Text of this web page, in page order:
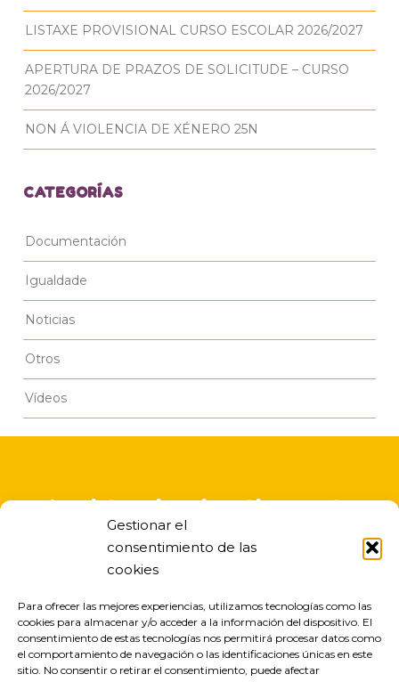
Gestionar el
consentimiento de las
cookies
Para ofrecer las mejores experiencias, utilizamos tecnologías como las
cookies para almacenar y/o acceder a la información del dispositivo. El
consentimiento de estas tecnologías nos permitirá procesar datos como
el comportamiento de navegación o las identificaciones únicas en este
sitio. No consentir o retirar el consentimiento, puede afectar
LISTAXE PROVISIONAL CURSO ESCOLAR 2026/2027
APERTURA DE PRAZOS DE SOLICITUDE – CURSO
2026/2027
NON Á VIOLENCIA DE XÉNERO 25N
CATEGORÍAS
Documentación
Igualdade
Noticias
Otros
Vídeos
A asistencia educativa nesta
escola infantil é gratuita